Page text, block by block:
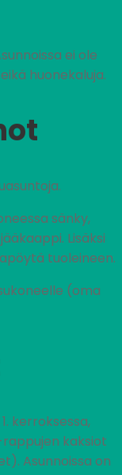
ei ole
huonekaluja.
sänky,
Lisäksi
tuoleineen.
(oma
kerroksessa,
kaksiot
Asunnoissa on